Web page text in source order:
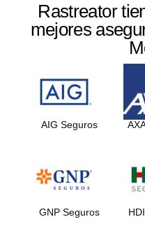
Rastreator
mejores
AIG Seguros
GNP Seguros